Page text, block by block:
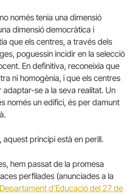
només tenia una dimensió
dimensió democràtica i
que els centres, a través dels
poguessin incidir en la selecció
En definitiva, reconeixia que
ni homogènia, i que els centres
adaptar-se a la seva realitat. Un
només un edifici, és per damunt
aquest principi està en perill.
hem passat de la promesa
perfilades (anunciades a la
d’Educació del 27 de